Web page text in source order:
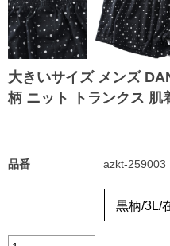
大きいサイズ メンズ
柄 ニット トランクス 肌
品番 azkt-259003